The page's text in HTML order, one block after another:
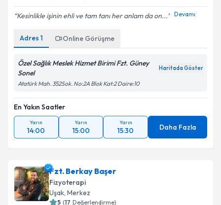
Kesinlikle işinin ehli ve tam tanı her anlam da on... Devamı
Adres 1 Online Görüşme
Özel Sağlık Meslek Hizmet Birimi Fzt. Güney
Sonel
Haritada Göster
Atatürk Mah. 352Sok. No:2A Blok Kat:2 Daire:10
En Yakın Saatler
Yarın
14:00
Yarın
15:00
Yarın
15:30 Daha Fazla
Fzt. Berkay Başer
Fizyoterapi
Uşak, Merkez
5 (17 Değerlendirme)